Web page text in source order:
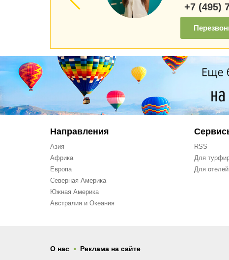
+7 (495)
Направления
Азия
Африка
Европа
Северная Америка
Южная Америка
Австралия и Океания
RSS
Для
Для отелей
О нас . Реклама на сайте